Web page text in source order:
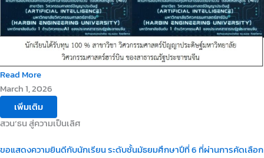
Read More
March 1, 2026
เพิ่มเติม
สวน‘ธน สู่ความเป็นเลิศ
ขอแสดงความยินดีกับนักเรียน ระดับชั้นมัธยมศึกษาปีที่ 6 ที่ผ่านการคัดเลือก